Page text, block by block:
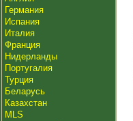
Германия
Испания
Италия
Франция
Нидерланды
Португалия
Турция
Беларусь
Казахстан
MLS